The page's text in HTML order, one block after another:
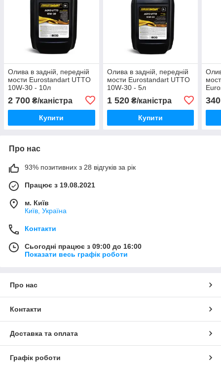
Олива в задній, передній
мости Eurostandart UTTO
10W-30 - 10л
2 700 ₴/каністра
Купити
Олива в задній, передній
мости Eurostandart UTTO
10W-30 - 5л
1 520₴/каністра
Купити
340
Про нас
93% позитивних з 28 відгуків за рік
Працює з 19.08.2021
м. Київ
Київ, Україна
Контакти
Сьогодні працює з 09:00 до 16:00
Показати весь графік роботи
Про нас
Контакти
Доставка та оплата
Графік роботи